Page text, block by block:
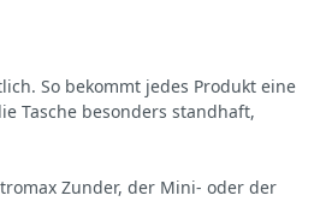
So bekommt jedes Produkt eine
Tasche besonders standhaft,
Zunder, der Mini- oder der